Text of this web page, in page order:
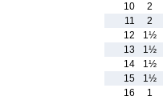
10
2
11
2
12
1½
13
1½
14
1½
15
1½
16
1